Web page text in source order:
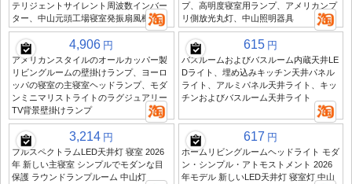
テリジェントサイレント周波数インバー
ター、中山元頭工場寝室発振扇風機
プ、高明度寝室用ランプ、アメリカンプ
リ側放光丸灯、中山照明器具
4,906 円
アメリカンスタイルのオールカッパー製
リビングルームの壁掛けランプ、ヨーロ
ッパの寝室の主寝室ヘッドランプ、モダ
ンミニマリストライトのラグジュアリー
TV背景壁掛けランプ
615 円
バスルームおよびバスルーム内蔵天井LE
Dライト、埋め込みキッチン天井パネル
ライト、アルミパネル天井ライト、キッ
チンおよびバスルーム天井ライト
3,214 円
フルスペクトラムLED天井灯 寝室 2026
年 新しい主寝室 シンプルでモダンな目
保護 ラウンドランプルーム 中山灯
617 円
ホームリビングルームヘッドライト モダ
ン・シンプル・アトモストメント 2026
年モデル 新しいLED天井灯 寝室灯 中山